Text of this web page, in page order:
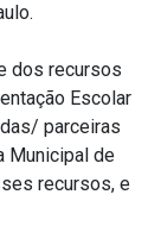
dos recursos
Escolar
parceiras
Municipal de
recursos, e